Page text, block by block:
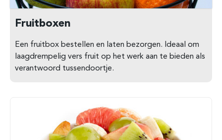
Fruitboxen
Een fruitbox bestellen en laten bezorgen. Ideaal om
laagdrempelig vers fruit op het werk aan te bieden als
verantwoord tussendoortje.